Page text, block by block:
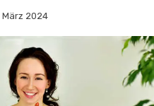
März 2024